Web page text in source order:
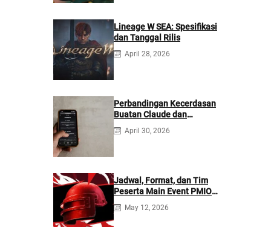
Lineage W SEA: Spesifikasi
dan Tanggal Rilis
April 28, 2026
Perbandingan Kecerdasan
Buatan Claude dan
ChatGPT: Mana yang
Lebih Baik?
April 30, 2026
Jadwal, Format, dan Tim
Peserta Main Event PMIO
2026
May 12, 2026